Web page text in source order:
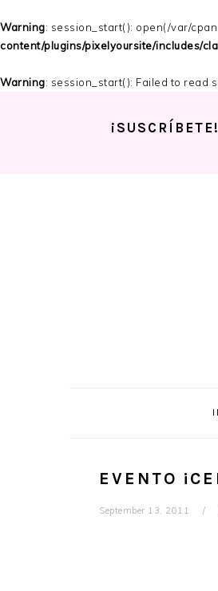
Warning: session_start(): open(/var/
content/plugins/pixelyoursite/includes/
Warning: session_start(): Failed to read
¡SUSCRÍBETE!
EVENTO
September 13, 2011